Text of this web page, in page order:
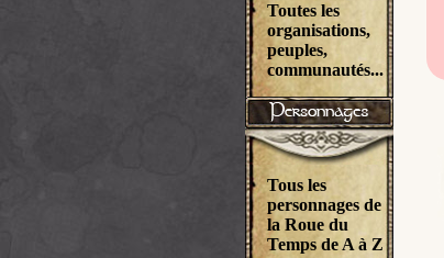
Toutes les
organisations,
peuples,
communautés...
Tous les
personnages de
la Roue du
Temps de A à Z